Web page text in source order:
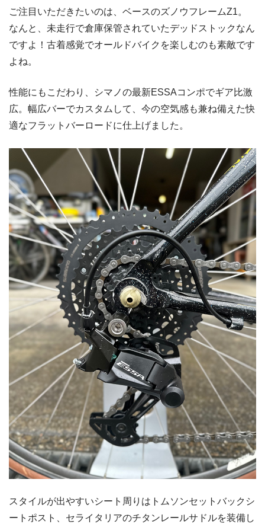
ご注目いただきたいのは、ベースのズノウフレームZ1。
なんと、未走行で倉庫保管されていたデッドストックなん
ですよ！古着感覚でオールドバイクを楽しむのも素敵です
よね。
性能にもこだわり、シマノの最新ESSAコンポでギア比激
広。幅広バーでカスタムして、今の空気感も兼ね備えた快
適なフラットバーロードに仕上げました。
スタイルが出やすいシート周りはトムソンセットバックシ
ートポスト、セライタリアのチタンレールサドルを装備し